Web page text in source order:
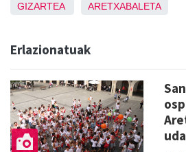
GIZARTEA ARETXABALETA
Erlazionatuak